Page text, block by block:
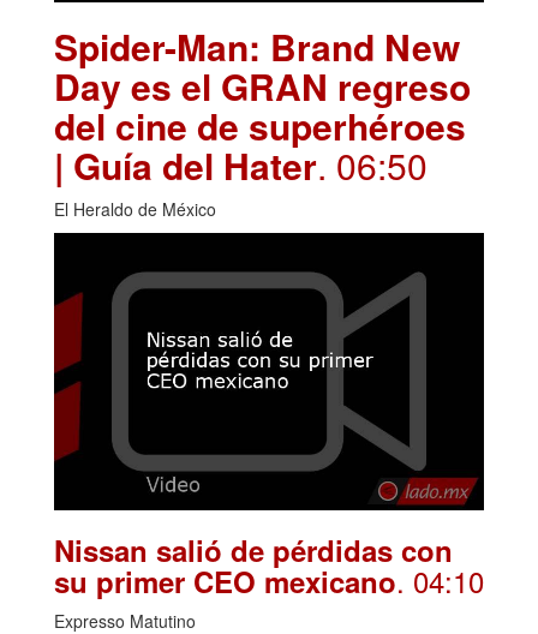
Spider-Man: Brand New
Day es el GRAN regreso
del cine de superhéroes
| Guía del Hater. 06:50
El Heraldo de México
Nissan salió de pérdidas con
su primer CEO mexicano. 04:10
Expresso Matutino